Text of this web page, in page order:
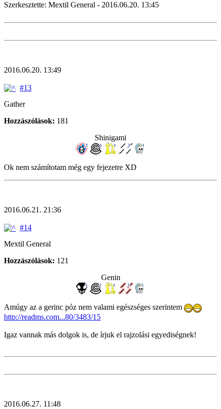
Szerkesztette: Mextil General - 2016.06.20. 13:45
2016.06.20. 13:49
#13
Gather
Hozzászólások: 181
Shinigami
Ok nem számítotam még egy fejezetre XD
2016.06.21. 21:36
#14
Mextil General
Hozzászólások: 121
Genin
Amúgy az a gerinc póz nem valami egészséges szerintem
http://readms.com...80/3483/15
Igaz vannak más dolgok is, de írjuk el rajzolási egyediségnek!
2016.06.27. 11:48